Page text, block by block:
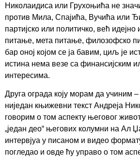
Николаидиса или Грухоњића не
против Мила, Спајића, Вучића или
партијско или политичко, већ
питање, мета питање, филозофско
бар оној којом се ја бавим, циљ је
истина нема везе са финансијским
интересима.
Друга ограда коју морам да учиним
ниједан књижевни текст Андреја
говорим о том аспекту његовог
„један део“ његових колумни на Ал
интервјуа у писаном и видео
погледао и овде ћу управо о том